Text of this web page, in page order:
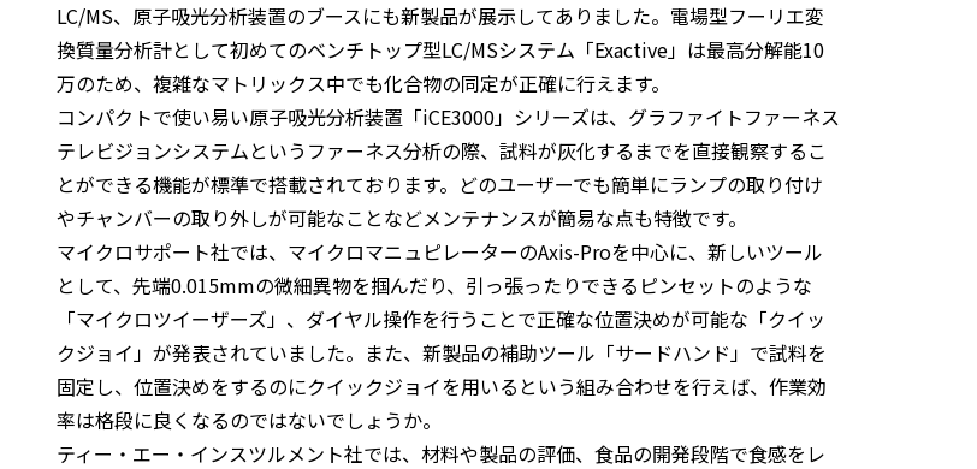
LC/MS、原子吸光分析装置のブースにも新製品が展示してありました。電場型フーリエ変
換質量分析計として初めてのベンチトップ型LC/MSシステム「Exactive」は最高分解能10
万のため、複雑なマトリックス中でも化合物の同定が正確に行えます。
コンパクトで使い易い原子吸光分析装置「iCE3000」シリーズは、グラファイトファーネス
テレビジョンシステムというファーネス分析の際、試料が灰化するまでを直接観察するこ
とができる機能が標準で搭載されております。どのユーザーでも簡単にランプの取り付け
やチャンバーの取り外しが可能なことなどメンテナンスが簡易な点も特徴です。
マイクロサポート社では、マイクロマニュピレーターのAxis-Proを中心に、新しいツール
として、先端0.015mmの微細異物を掴んだり、引っ張ったりできるピンセットのような
「マイクロツイーザーズ」、ダイヤル操作を行うことで正確な位置決めが可能な「クイッ
クジョイ」が発表されていました。また、新製品の補助ツール「サードハンド」で試料を
固定し、位置決めをするのにクイックジョイを用いるという組み合わせを行えば、作業効
率は格段に良くなるのではないでしょうか。
ティー・エー・インスツルメント社では、材料や製品の評価、食品の開発段階で食感をレ